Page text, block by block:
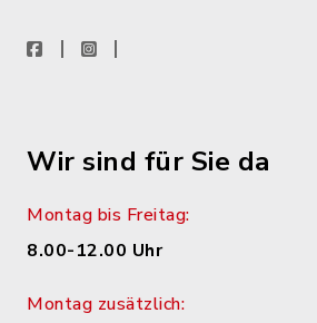
facebookinstagram
Wir sind für Sie da
Montag bis Freitag:
8.00-12.00 Uhr
Montag zusätzlich: